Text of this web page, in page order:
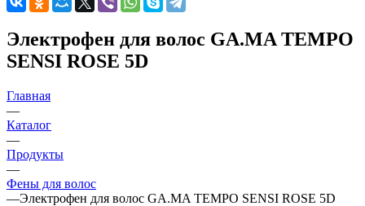
Электрофен для волос GA.MA TEMPO
SENSI ROSE 5D
Главная
—
Каталог
—
Продукты
—
Фены для волос
—Электрофен для волос GA.MA TEMPO SENSI ROSE 5D